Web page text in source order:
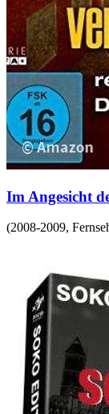
Im Angesicht
(2008-2009,